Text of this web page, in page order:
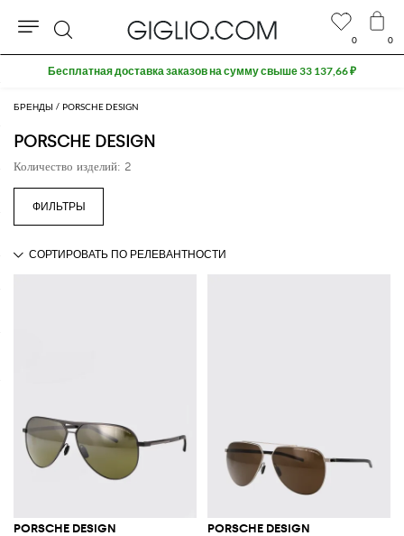
БРЕНДЫ PORSCHE DESIGN
PORSCHE DESIGN
Количество изделий: 2
PORSCHE DESIGN PORSCHE DESIGN
0 0
Поиск
Бесплатная доставка заказов на сумму свыше 33 137,66 ₽